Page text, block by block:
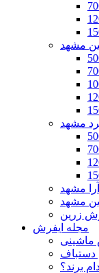
مشهد
مشهد
مشهد
مشهد
زرین
مجله ایفرش
ماشینی
دستباف
برند؟